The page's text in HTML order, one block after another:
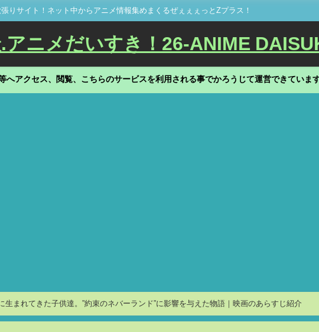
りサイト！ネット中からアニメ情報集めまくるぜぇぇぇっとZプラス！
ニメだいすき！26-ANIME
へアクセス、閲覧、こちらのサービスを利用される事でかろうじて運営できていま
生まれてきた子供達。”約束のネバーランド”に影響を与えた物語｜映画のあらすじ紹介